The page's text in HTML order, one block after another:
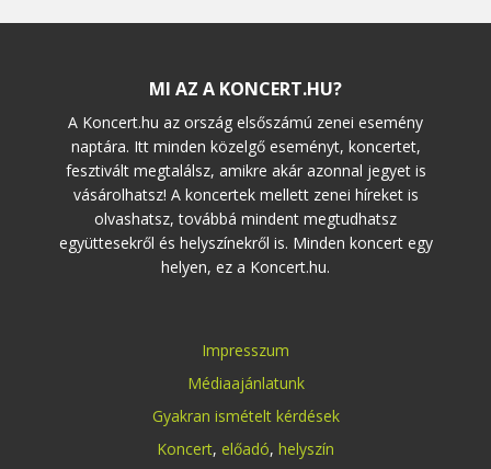
MI AZ A KONCERT.HU?
A Koncert.hu az ország elsőszámú zenei esemény
naptára. Itt minden közelgő eseményt, koncertet,
fesztivált megtalálsz, amikre akár azonnal jegyet is
vásárolhatsz! A koncertek mellett zenei híreket is
olvashatsz, továbbá mindent megtudhatsz
együttesekről és helyszínekről is. Minden koncert egy
helyen, ez a Koncert.hu.
Impresszum
Médiaajánlatunk
Gyakran ismételt kérdések
Koncert, előadó, helyszín